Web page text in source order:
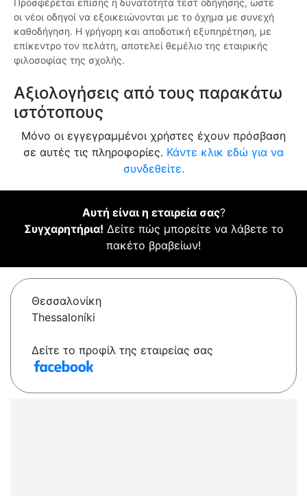
Προσφέρεται επίσης η δυνατότητα τεστ οδήγησης, ώστε
οι νέοι οδηγοί να εξοικειώνονται με το όχημα με συνεχή
καθοδήγηση. Η γρήγορη και αποδοτική εξυπηρέτηση, με
επίκεντρο τον πελάτη, αποτελεί θεμέλιο της εταιρικής
φιλοσοφίας της σχολής.
Αξιολογήσεις από τους παρακάτω
ιστότοπους
Μόνο οι εγγεγραμμένοι χρήστες έχουν πρόσβαση
σε αυτές τις πληροφορίες. Κάντε κλικ εδώ για να
συνδεθείτε.
Αυτή είναι η εταιρεία σας?
Συγχαρητήρια! Δείτε πώς μπορείτε να λάβετε το
πακέτο βραβείων!
Θεσσαλονίκη
Thessaloníki
Δείτε το προφίλ της εταιρείας σας